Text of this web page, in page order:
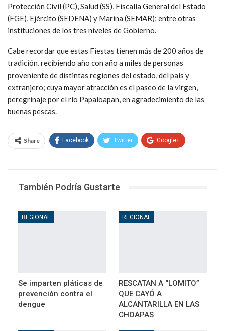
Protección Civil (PC), Salud (SS), Fiscalía General del Estado
(FGE), Ejército (SEDENA) y Marina (SEMAR); entre otras
instituciones de los tres niveles de Gobierno.
Cabe recordar que estas Fiestas tienen más de 200 años de
tradición, recibiendo año con año a miles de personas
proveniente de distintas regiones del estado, del país y
extranjero; cuya mayor atracción es el paseo de la virgen,
peregrinaje por el río Papaloapan, en agradecimiento de las
buenas pescas.
Share Facebook Twitter Google+
También Podría Gustarte
REGIONAL
Se imparten pláticas de
prevención contra el
dengue
REGIONAL
RESCATAN A “LOMITO”
QUE CAYÓ A
ALCANTARILLA EN LAS
CHOAPAS